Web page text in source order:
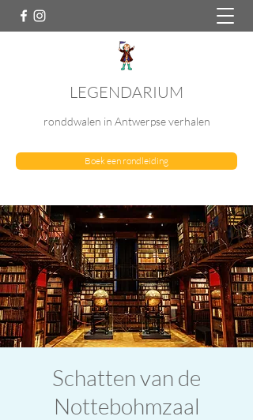
LEGENDARIUM
ronddwalen in Antwerpse verhalen
Boek een rondleiding
Schatten van de
Nottebohmzaal